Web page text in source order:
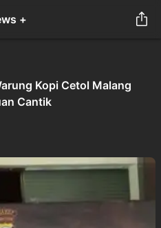
+
Kopi Cetol Malang
Cantik